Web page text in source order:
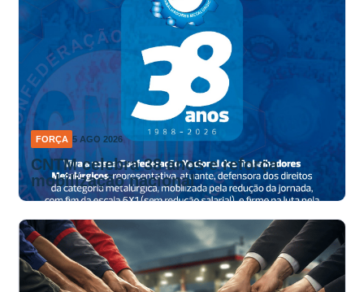
FORÇA 5 AGO 2026
CNTM celebra 38 anos e reforça
mobilização nacional